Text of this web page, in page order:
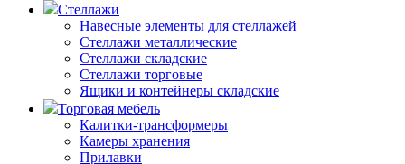
Стеллажи
Навесные элементы для стеллажей
Стеллажи металлические
Стеллажи складские
Стеллажи торговые
Ящики и контейнеры складские
Торговая мебель
Калитки-трансформеры
Камеры хранения
Прилавки